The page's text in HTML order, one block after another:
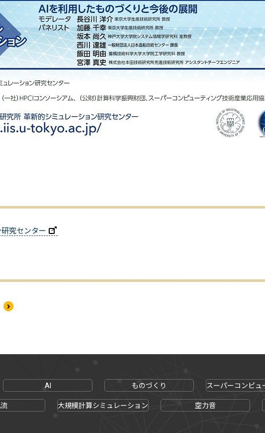
究センター
AI ものづくり スーパーコンピュ
大規模計算シミュレーション 空力音